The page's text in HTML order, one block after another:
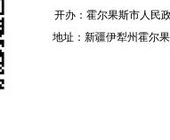
开办：霍尔果斯市人民
地址：新疆伊犁州霍